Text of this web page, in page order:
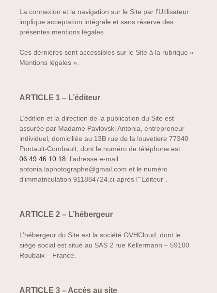
La connexion et la navigation sur le Site par l’Utilisateur
implique acceptation intégrale et sans réserve des
présentes mentions légales.
Ces dernières sont accessibles sur le Site à la rubrique «
Mentions légales ».
ARTICLE 1 – L’éditeur
L’édition et la direction de la publication du Site est
assurée par Madame Pavlovski Antonia, entrepreneur
individuel, domiciliée au 13B rue de la louvetiere 77340
Pontault-Combault, dont le numéro de téléphone est
06.49.46.10.18 , l’adresse e-mail
antonia.laphotographe@gmail.com et le numéro
d’immatriculation 911884724.ci-après l'”Editeur”.
ARTICLE 2 – L’hébergeur
L’hébergeur du Site est la société OVHCloud, dont le
siège social est situé au SAS 2 rue Kellermann – 59100
Roubaix – France.
ARTICLE 3 – Accès au site